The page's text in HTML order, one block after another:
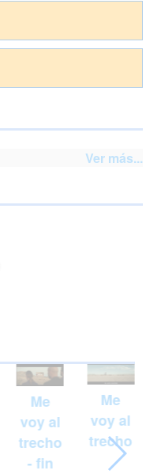
Ver más...
Me
voy al
trecho
- fin
Me
voy al
trecho